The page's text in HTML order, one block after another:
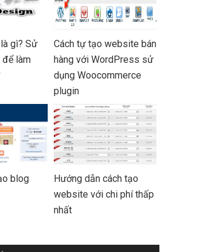
gì? Sử
làm
Cách tự tạo website bán
hàng với WordPress sử
dụng Woocommerce
plugin
blog
Hướng dẫn cách tạo
website với chi phí thấp
nhất